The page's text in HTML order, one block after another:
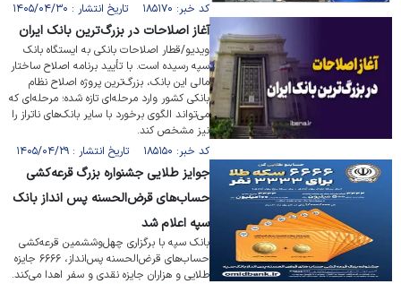
کد خبر: ۱۸۵۱۷۰ تاریخ انتشار : ۱۴۰۵/۰۴/۳۰
آغاز اصلاحات در بزرگ‌ترین بانک ایران
ویدیو/قطار اصلاحات بانکی به ایستگاه بانک
سپه رسیده است. با تأیید برنامه اصلاح ساختار
مالی این بانک، بزرگ‌ترین پروژه اصلاح نظام
بانکی کشور وارد مرحله‌ای تازه شده؛ مرحله‌ای که
می‌تواند الگوی برخورد با سایر بانک‌های ناتراز را
نیز مشخص کند.
کد خبر: ۱۸۵۱۵۰ تاریخ انتشار : ۱۴۰۵/۰۴/۲۹
جوایز طلایی جشنواره بزرگ قرعه‌کشی
حساب‌های قرض‌الحسنه پس انداز بانک
سپه اعلام شد
بانک سپه با برگزاری چهل‌وششمین قرعه‌کشی
حساب‌های قرض‌الحسنه پس‌انداز، ۶۶۶۶ جایزه
طلایی و هزاران جایزه نقدی و سفر اهدا می‌کند.